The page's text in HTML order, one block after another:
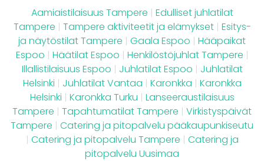
Aamiaistilaisuus Tampere | Edulliset juhlatilat
Tampere | Tampere aktiviteetit ja elämykset | Esitys-
ja näytöstilat Tampere | Gaala Espoo | Hääpaikat
Espoo | Häätilat Espoo | Henkilöstöjuhlat Tampere |
Illallistilaisuus Espoo | Juhlatilat Espoo | Juhlatilat
Helsinki | Juhlatilat Vantaa | Karonkka | Karonkka
Helsinki | Karonkka Turku | Lanseeraustilaisuus
Tampere | Tapahtumatilat Tampere | Virkistyspäivät
Tampere | Catering ja pitopalvelu pääkaupunkiseutu
| Catering ja pitopalvelu Tampere | Catering ja
pitopalvelu Uusimaa